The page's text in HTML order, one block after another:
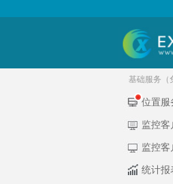
基础服务（
位置服
监控客
监控客
统计报